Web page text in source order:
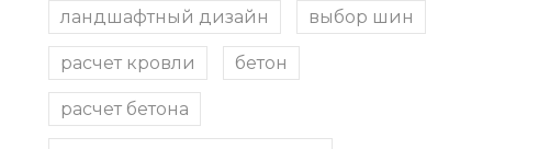
ландшафтный дизайн выбор шин
расчет кровли бетон
расчет бетона